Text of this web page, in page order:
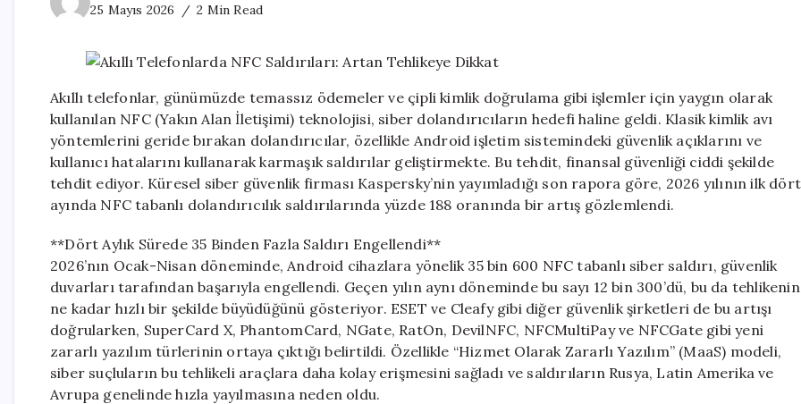
25 Mayıs 2026
2 Min Read
Dikkat
için
Akıllı telefonlar, günümüzde temassız ödemeler ve çipli kimlik doğrulama gibi işlemler için yaygın olarak
kullanılan NFC (Yakın Alan İletişimi) teknolojisi, siber dolandırıcıların hedefi haline geldi. Klasik kimlik avı
yöntemlerini geride bırakan dolandırıcılar, özellikle Android işletim sistemindeki güvenlik açıklarını ve
kullanıcı hatalarını kullanarak karmaşık saldırılar geliştirmekte. Bu tehdit, finansal güvenliği ciddi şekilde
tehdit ediyor. Küresel siber güvenlik firması Kaspersky’nin yayımladığı son rapora göre, 2026 yılının ilk dört
ayında NFC tabanlı dolandırıcılık saldırılarında yüzde 188 oranında bir artış gözlemlendi.
**Dört Aylık Sürede 35 Binden Fazla Saldırı Engellendi**
2026’nın Ocak-Nisan döneminde, Android cihazlara yönelik 35 bin 600 NFC tabanlı siber saldırı, güvenlik
duvarları tarafından başarıyla engellendi. Geçen yılın aynı döneminde bu sayı 12 bin 300’dü, bu da tehlikenin
ne kadar hızlı bir şekilde büyüdüğünü gösteriyor. ESET ve Cleafy gibi diğer güvenlik şirketleri de bu artışı
doğrularken, SuperCard X, PhantomCard, NGate, RatOn, DevilNFC, NFCMultiPay ve NFCGate gibi yeni
zararlı yazılım türlerinin ortaya çıktığı belirtildi. Özellikle “Hizmet Olarak Zararlı Yazılım” (MaaS) modeli,
siber suçluların bu tehlikeli araçlara daha kolay erişmesini sağladı ve saldırıların Rusya, Latin Amerika ve
Avrupa genelinde hızla yayılmasına neden oldu.